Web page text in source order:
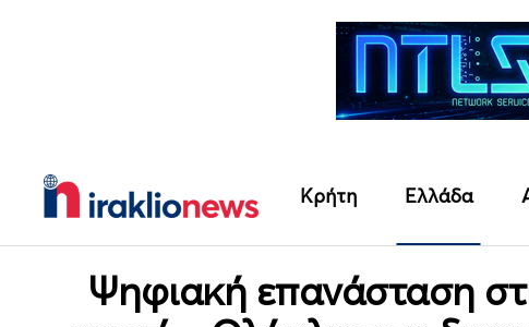
Κρήτη Ελλάδα
Ψηφιακή επανάσταση